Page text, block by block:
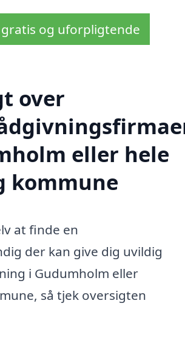
gratis og uforpligtende
over
eller hele
kommune
at finde en
der kan give dig uvildig
i Gudumholm eller
så tjek oversigten